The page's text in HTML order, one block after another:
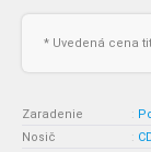
* Uvedená cena
Zaradenie :
Nosič
: